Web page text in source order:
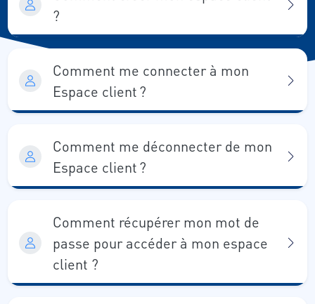
?
Comment me connecter à mon
Espace client ?
Comment me déconnecter de mon
Espace client ?
Comment récupérer mon mot de
passe pour accéder à mon espace
client ?